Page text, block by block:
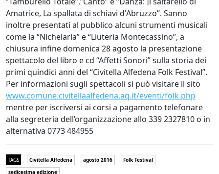
Amatrice, La spallata di schiavi d'Abruzzo”. Sanno
inoltre presentati al pubblico alcuni strumenti musicali
come la “Nichelarla” e “Liuteria Montecassino”, a
chiusura infine domenica 28 agosto la presentazione
spettacolo del libro e cd “Affetti Sonori” sulla storia dei
primi quindici anni del “Civitella Alfedena Folk Festival”.
Per informazioni sugli spettacoli si può visitare il sito
www.comune.civitellaalfedena.aq.it/eventi/folk.php
mentre per iscriversi ai corsi a pagamento telefonare
alla segreteria dell’organizzazione allo 339 2327810 o in
alternativa 0773 484955
TAGS Civitella Alfedena agosto 2016
Folk Festival
sedicesima edizione